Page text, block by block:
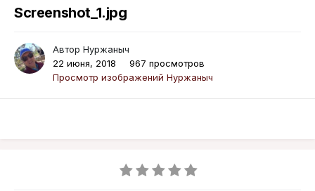
Screenshot_1.jpg
Автор Нуржаныч
22 июня, 2018
967 просмотров
Просмотр изображений Нуржаныч